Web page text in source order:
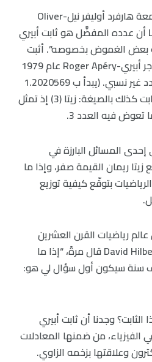
صرّح عالم الرياضيات في جامعة هارفرد أوليفر نيل-Oliver
Knill لصحيفة Live Science أن عدده المفضَّل هو ثابت أبيري
هناك بعض الغموض بخصوصه”. أثبت
عالم الرياضيات الفرنسي روجر أبيري-Roger Apéry عام 1979
أن قيمة ثابت أبيري هي عدد غير نسبي. (يبدأ ب 1.2020569
ويستمر للانهاية). يُكتب الثابت كذلك بالصيغة: زيتا (3) إذ تمثل
المسائل البارزة في
ريمان القيمة صفر، وإذا ما
بتوقّع كيفية توزيع
رياضيات القرن العشرين
المشهور ديفيد هيلبرت-David Hilbert قال مرةً، “إذا ما
سنة سيكون أول سؤال لي هو:
وجدنا أن ثابت أبيري
من ضمنها المعادلات
وعلاقتها بزخمه الزاوي.